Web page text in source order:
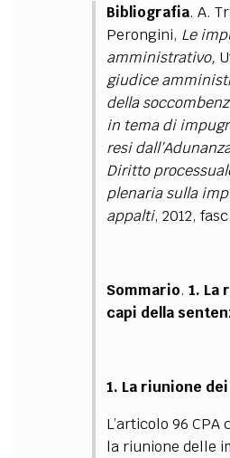
Bibliografia. A.
Perongini, Le
amministrativo,
giudice
della
in tema di
resi
Diritto
plenaria sulla
appalti, 2012,
Sommario. 1. La
capi della
1. La riunione
L’articolo 96
la riunione delle